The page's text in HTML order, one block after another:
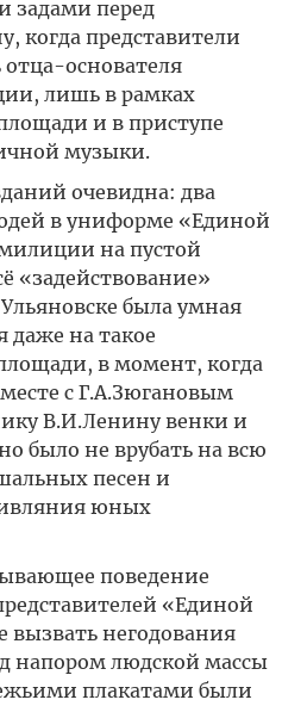
задами перед
когда представители
основателя
лишь в рамках
и в приступе
музыки.
очевидна: два
в униформе «Единой
на пустой
«задействование»
была умная
даже на такое
в момент, когда
с Г.А.Зюгановым
В.И.Ленину венки и
было не врубать на всю
песен и
юных
поведение
«Единой
вызвать негодования
напором людской массы
плакатами были